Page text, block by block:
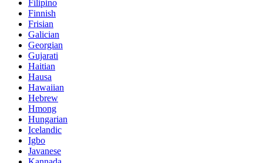
Filipino
Finnish
Frisian
Galician
Georgian
Gujarati
Haitian
Hausa
Hawaiian
Hebrew
Hmong
Hungarian
Icelandic
Igbo
Javanese